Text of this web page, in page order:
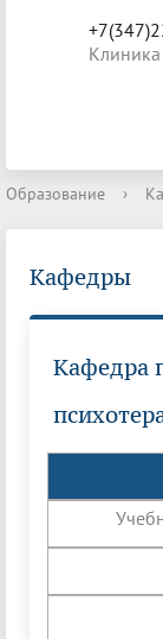
Образование ›
Кафедры
Кафедра